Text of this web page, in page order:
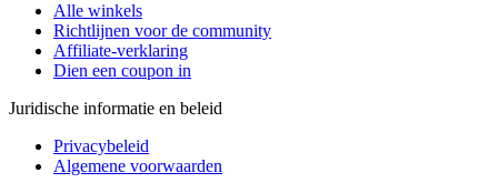
Alle winkels
Richtlijnen voor de community
Affiliate-verklaring
Dien een coupon in
Juridische informatie en beleid
Privacybeleid
Algemene voorwaarden